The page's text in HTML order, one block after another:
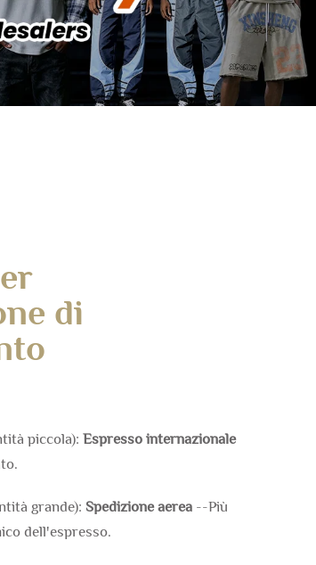
di
piccola): Espresso internazionale
grande): Spedizione aerea --Più
dell'espresso.